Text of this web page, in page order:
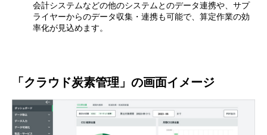
会計システムなどの他のシステムとのデータ連携や、サプ
ライヤーからのデータ収集・連携も可能で、算定作業の効
率化が見込めます。
「クラウド炭素管理」の画面イメージ